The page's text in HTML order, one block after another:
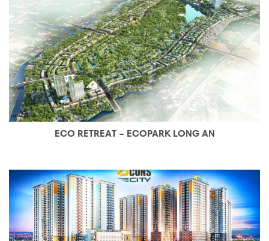
ECO RETREAT – ECOPARK LONG AN